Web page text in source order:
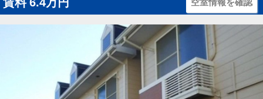
空室情報を確認